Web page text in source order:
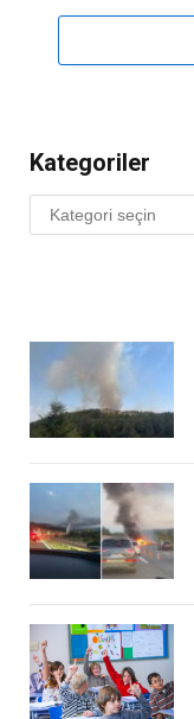
Kategoriler
Kategoriler